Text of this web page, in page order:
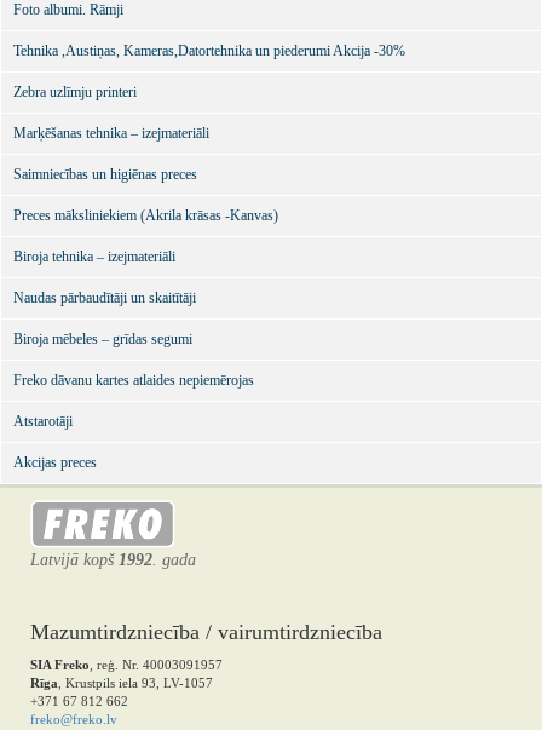
Foto albumi. Rāmji
Tehnika ,Austiņas, Kameras,Datortehnika un piederumi Akcija -30%
Zebra uzlīmju printeri
Marķēšanas tehnika – izejmateriāli
Saimniecības un higiēnas preces
Preces māksliniekiem (Akrila krāsas -Kanvas)
Biroja tehnika – izejmateriāli
Naudas pārbaudītāji un skaitītāji
Biroja mēbeles – grīdas segumi
Freko dāvanu kartes atlaides nepiemērojas
Atstarotāji
Akcijas preces
Latvijā kopš 1992. gada
Mazumtirdzniecība / vairumtirdzniecība
SIA Freko , reģ. Nr. 40003091957
Rīga , Krustpils iela 93, LV-1057
+371 67 812 662
freko@freko.lv